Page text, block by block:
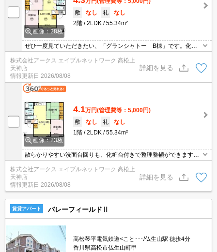
画像：28枚
敷
なし 礼
なし
2階
2LDK 55.34m²
ぜひ一度見ていただきたい、「グランシャトー B棟」です。化粧
品やスタイリング剤などをまとめて出し入れして、サッと身支度を
整えられる洗面化粧台を採用しています。収納はクロゼット・シュ
ーズボックスなど豊富なので、広々と空間を利用することも可能で
す。こちらの物件はアパートです。全居室フローリングのお住まい
です。
株式会社アークス エイブルネットワーク 高松上
天神店
情報更新日 2026/08/08
詳細を見る
画像：23枚
4.1万円(管理費等：5,000円)
敷
なし 礼
なし
1階
2LDK 55.34m²
散らかりやすい洗面台回りも、化粧台付きで整理整頓ができます。
で、衣類や日用品の収納に重宝します。TVインターフォン付きの、
セキュリティに配慮した物件です。快適に過ごせる角部屋のお部屋
となっております。車2台分の駐車スペースも確保。
株式会社アークス エイブルネットワーク 高松上
天神店
情報更新日 2026/08/08
詳細を見る
賃貸アパート バレーフィールドⅡ
高松琴平電気鉄道<こと･･･/仏生山駅 徒歩4分
香川県高松市仏生山町甲